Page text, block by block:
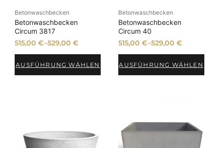
Betonwaschbecken
Betonwaschbecken
Circum 3817
515,00€–529,00€
AUSFÜHRUNG WÄHLEN
Betonwaschbecken
Betonwaschbecken
Circum 40
515,00 €–529,00 €
AUSFÜHRUNG WÄHLEN